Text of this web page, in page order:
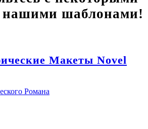
нашими шаблонами!
Макеты Novel